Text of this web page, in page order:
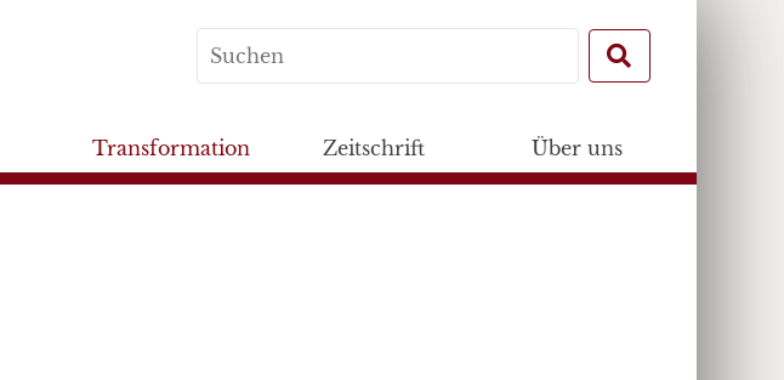
Transformation Zeitschrift Über uns